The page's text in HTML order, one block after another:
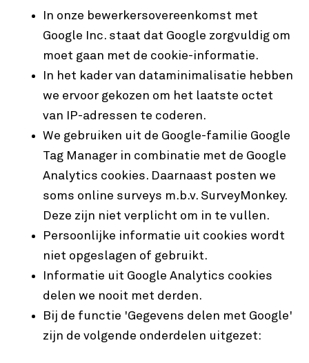
In onze bewerkersovereenkomst met
Google Inc. staat dat Google zorgvuldig om
moet gaan met de cookie-informatie.
In het kader van dataminimalisatie hebben
we ervoor gekozen om het laatste octet
van IP-adressen te coderen.
We gebruiken uit de Google-familie Google
Tag Manager in combinatie met de Google
Analytics cookies. Daarnaast posten we
soms online surveys m.b.v. SurveyMonkey.
Deze zijn niet verplicht om in te vullen.
Persoonlijke informatie uit cookies wordt
niet opgeslagen of gebruikt.
Informatie uit Google Analytics cookies
delen we nooit met derden.
Bij de functie 'Gegevens delen met Google'
zijn de volgende onderdelen uitgezet: